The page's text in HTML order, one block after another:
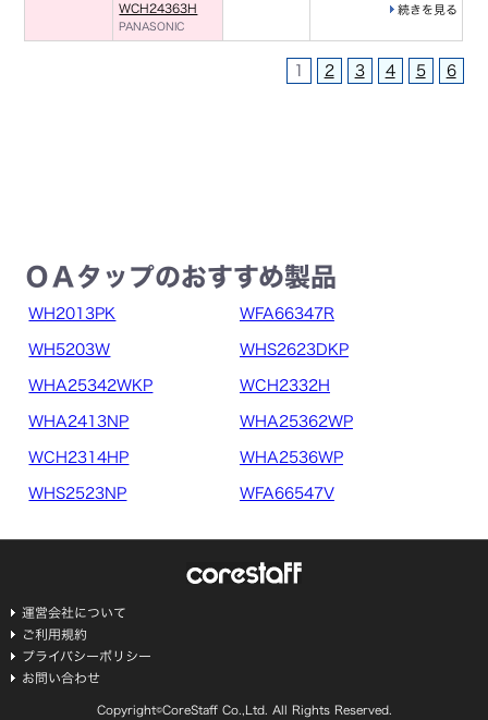
WCH24363H
PANASONIC
続きを見る
1 2 3 4 5 6
ＯＡタップのおすすめ製品
WH2013PK WFA66347R
WH5203W WHS2623DKP
WHA25342WKP WCH2332H
WHA2413NP WHA25362WP
WCH2314HP WHA2536WP
WHS2523NP WFA66547V
運営会社について
ご利用規約
プライバシーポリシー
お問い合わせ
Copyright©CoreStaff Co.,Ltd. All Rights Reserved.